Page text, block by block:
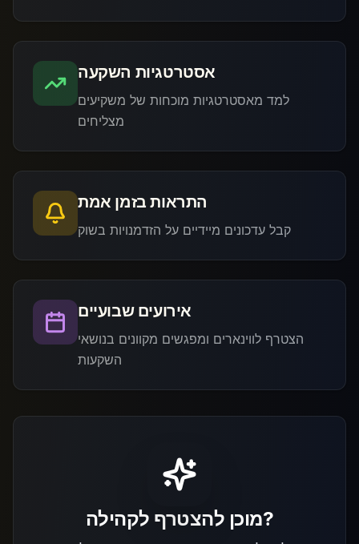
אסטרטגיות השקעה
למד מאסטרטגיות מוכחות של משקיעים
מצליחים
התראות בזמן אמת
קבל עדכונים מיידיים על הזדמנויות בשוק
אירועים שבועיים
הצטרף לווינארים ומפגשים מקוונים בנושאי
השקעות
מוכן להצטרף לקהילה?